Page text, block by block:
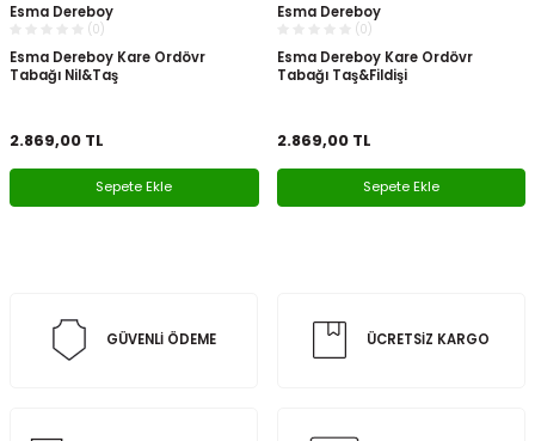
Esma Dereboy
(0)
Esma Dereboy Kare Ordövr
Tabağı Nil&Taş
2.869,00 TL
Sepete Ekle
Esma Dereboy
(0)
Esma Dereboy Kare Ordövr
Tabağı Taş&Fildişi
2.869,00TL
Sepete Ekle
GÜVENLİ ÖDEME ÜCRETSİZ KARGO